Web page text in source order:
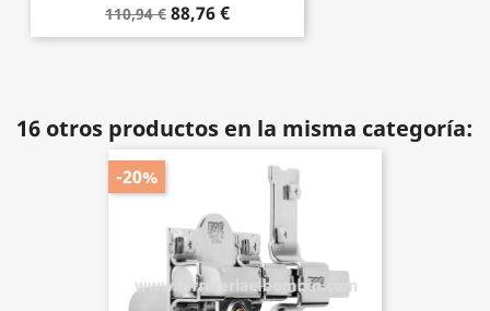
110,94 € 88,76 €
16 otros productos en la misma categoría:
-20%